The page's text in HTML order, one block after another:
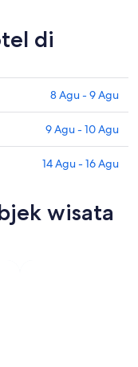
di
8 Agu - 9 Agu
9 Agu - 10 Agu
14 Agu - 16 Agu
wisata